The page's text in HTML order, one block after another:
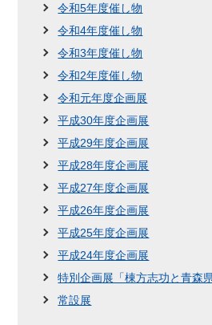
令和5年度催し物
令和4年度催し物
令和3年度催し物
令和2年度催し物
令和元年度企画展
平成30年度企画展
平成29年度企画展
平成28年度企画展
平成27年度企画展
平成26年度企画展
平成25年度企画展
平成24年度企画展
特別企画展「棟方志功と青森
常設展